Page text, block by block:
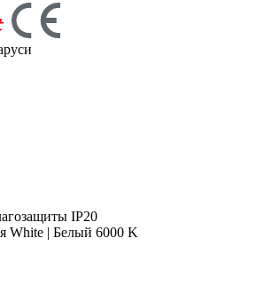
IP20
White | Белый 6000 K